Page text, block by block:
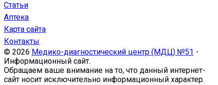
Статьи
Аптека
Карта сайта
Контакты
© 2026 Медико-диагностический центр (МДЦ) №51 -
Информационный сайт.
Обращаем ваше внимание на то, что данный интернет-
сайт носит исключительно информационный характер.